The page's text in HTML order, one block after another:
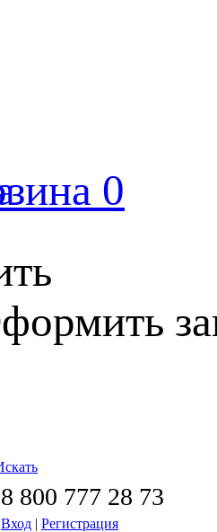
0
8 800 777 28 73
Вход | Регистрация